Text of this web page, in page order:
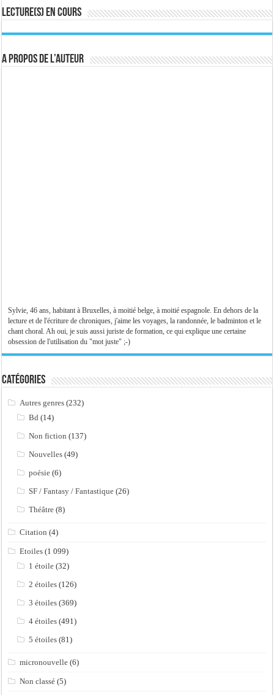
Lecture(s) en cours
A propos de l’auteur
Sylvie, 46 ans, habitant à Bruxelles, à moitié belge, à moitié espagnole. En dehors de la
lecture et de l'écriture de chroniques, j'aime les voyages, la randonnée, le badminton et le
chant choral. Ah oui, je suis aussi juriste de formation, ce qui explique une certaine
obsession de l'utilisation du "mot juste" ;-)
Catégories
Autres genres (232)
Bd (14)
Non fiction (137)
Nouvelles (49)
poésie (6)
SF / Fantasy / Fantastique (26)
Théâtre (8)
Citation (4)
Etoiles (1 099)
1 étoile (32)
2 étoiles (126)
3 étoiles (369)
4 étoiles (491)
5 étoiles (81)
micronouvelle (6)
Non classé (5)